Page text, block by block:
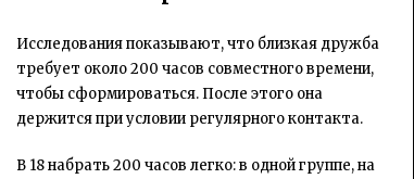
Исследования показывают, что близкая дружба
требует около 200 часов совместного времени,
чтобы сформироваться. После этого она
держится при условии регулярного контакта.
В 18 набрать 200 часов легко: в одной группе, на